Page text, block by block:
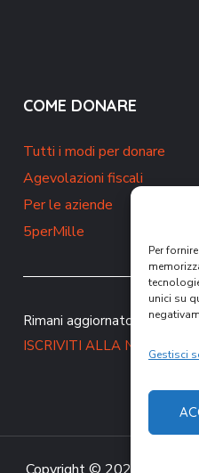
Per
unici su
Gestisci
COME DONARE
Tutti i modi per donare
Agevolazioni fiscali
Per le aziende
5perMille
Rimani aggiornato sulle
ISCRIVITI ALLA